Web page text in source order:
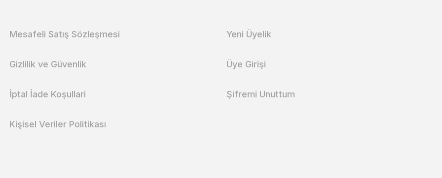
Mesafeli Satış Sözleşmesi
Gizlilik ve Güvenlik
İptal İade Koşullari
Kişisel Veriler Politikası
Yeni Üyelik
Üye Girişi
Şifremi Unuttum